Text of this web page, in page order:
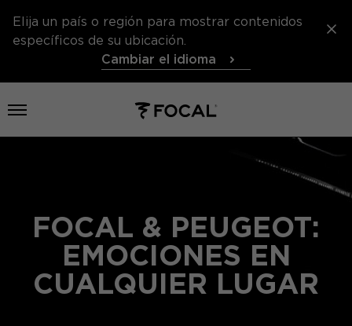
Elija un país o región para mostrar contenidos
específicos de su ubicación.
Cambiar el idioma
Abrir el menú
FOCAL & PEUGEOT:
EMOCIONES EN
CUALQUIER LUGAR